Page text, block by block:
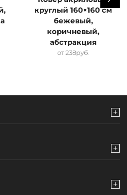
круглый 160×160 см
бежевый,
коричневый,
абстракция
от238руб.